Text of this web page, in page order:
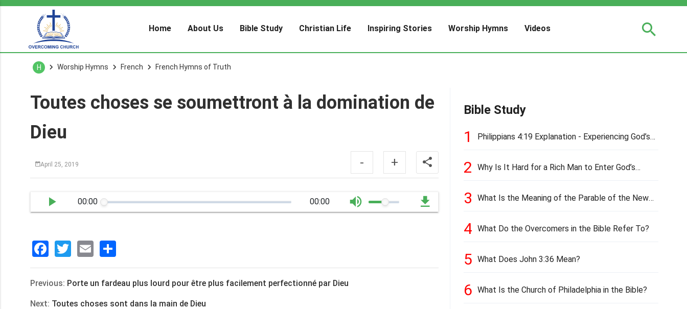
Home About Us Bible Study Christian Life Inspiring Stories Worship Hymns Videos
H Worship Hymns French French Hymns of Truth
Toutes choses se soumettront à la domination de
Dieu
April 25, 2019 - +
00:00 00:00
Facebook
Twitter
Email
享
Previous: Porte un fardeau plus lourd pour être plus facilement perfectionné par Dieu
Next: Toutes choses sont dans la main de Dieu
Bible Study
1
Philippians 4:19 Explanation - Experiencing God’s
2
Why Is It Hard for a Rich Man to Enter God’s
3
What Is the Meaning of the Parable of the New
4 What Do the Overcomers in the Bible Refer To?
5 What Does John 3:36 Mean?
6 What Is the Church of Philadelphia in the Bible?